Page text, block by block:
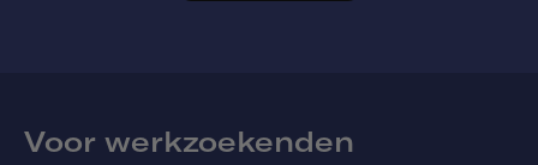
Voor werkzoekenden